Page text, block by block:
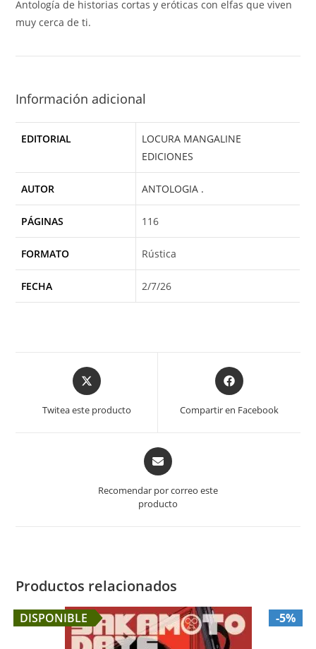
Antología de historias cortas y eróticas con elfas que viven
muy cerca de ti.
Información adicional
EDITORIAL
LOCURA MANGALINE
EDICIONES
AUTOR ANTOLOGIA .
PÁGINAS 116
FORMATO Rústica
FECHA 2/7/26
Opens
in
Twitea este producto
Opens
in
a
Compartir en Facebook
Opens
in
new
Recomendar por correo este
producto
Productos relacionados
DISPONIBLE -5%